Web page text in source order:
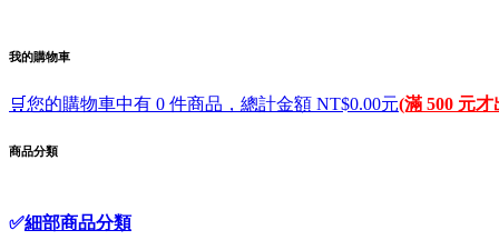
我的購物車
🛒您的購物車中有 0 件商品，總計金額 NT$0.00元(滿 500 元才
商品分類
✅細部商品分類